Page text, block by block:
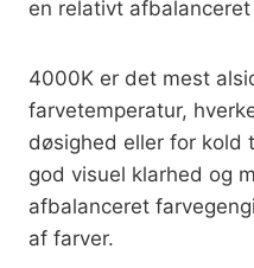
en relativt
4000K er det mest
farvetemperatur,
døsighed eller for kold
god visuel klarhed og
afbalanceret
af farver.